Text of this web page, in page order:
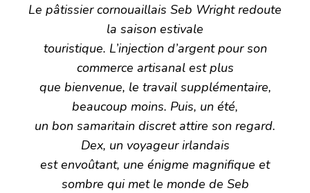
Le pâtissier cornouaillais Seb Wright redoute
la saison estivale
touristique. L’injection d’argent pour son
commerce artisanal est plus
que bienvenue, le travail supplémentaire,
beaucoup moins. Puis, un été,
un bon samaritain discret attire son regard.
Dex, un voyageur irlandais
est envoûtant, une énigme magnifique et
sombre qui met le monde de Seb